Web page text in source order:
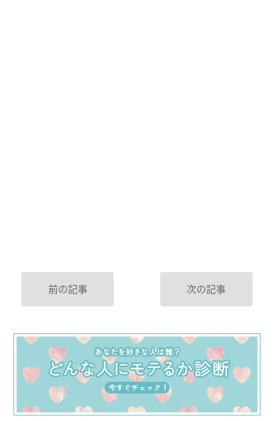
前の記事 次の記事